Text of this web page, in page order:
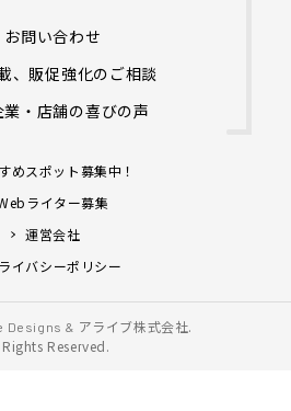
お問い合わせ
、販促強化のご相談
業・店舗の喜びの声
めスポット募集中！
ライター募集
運営会社
イバシーポリシー
Designs & アライブ株式会社.
Reserved.